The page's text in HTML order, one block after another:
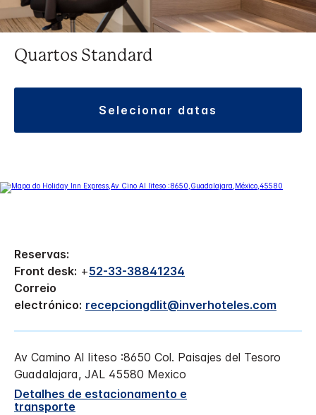
Quartos Standard
selecionar datas
Reservas:
Front desk: +52-33-38841234
Correio
electrónico: recepciongdlit@inverhoteles.com
Av Camino Al Iiteso :8650 Col. Paisajes del Tesoro
Guadalajara, JAL 45580 Mexico
Detalhes de estacionamento e
transporte